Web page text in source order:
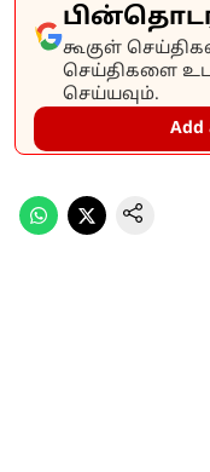
கூகுள்
செய்திகளை
செய்யவும்.
Add